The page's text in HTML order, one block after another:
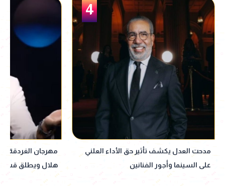
5
مهرجان الغردقة لسينما الشباب يكرّم حمادة
هلال ويطلق قسم صوت السينما
الإنجاب.. ورسالته
نجله